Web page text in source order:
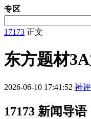
专区
17173 正文
东方题材
2026-06-10 17:41:52 神
17173 新闻导语